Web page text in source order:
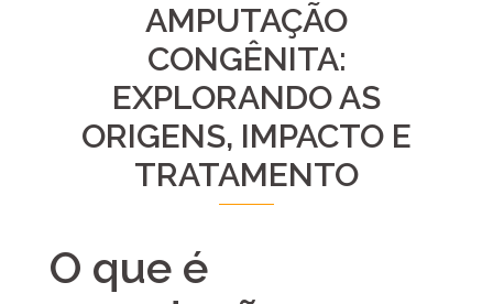
AMPUTAÇÃO
CONGÊNITA:
EXPLORANDO AS
ORIGENS, IMPACTO E
TRATAMENTO
O que é